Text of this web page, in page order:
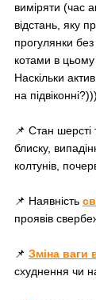
виміряти (час
відстань, яку
прогулянки
котами в цьому
Наскільки
на
📌 Стан шерсті
блиску,
колтунів,
📌 Наявність
проявів
📌 Зміна ваги
схуднення чи